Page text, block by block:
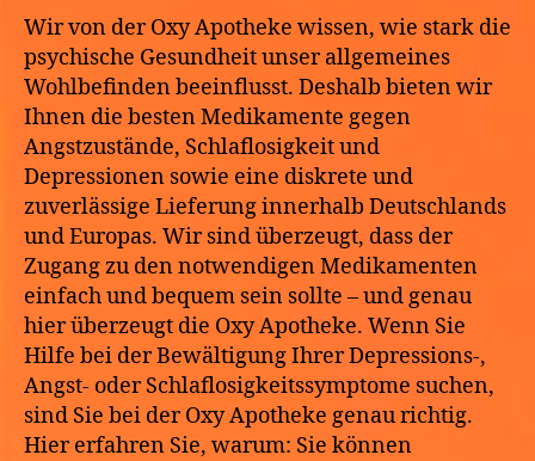
mit
diskretem
Versand
und
Lieferung
am
nächsten
Tag.
Wir von der Oxy Apotheke wissen, wie stark die
psychische Gesundheit unser allgemeines
Wohlbefinden beeinflusst. Deshalb bieten wir
Ihnen die besten Medikamente gegen
Angstzustände, Schlaflosigkeit und
Depressionen sowie eine diskrete und
zuverlässige Lieferung innerhalb Deutschlands
und Europas. Wir sind überzeugt, dass der
Zugang zu den notwendigen Medikamenten
einfach und bequem sein sollte – und genau
hier überzeugt die Oxy Apotheke. Wenn Sie
Hilfe bei der Bewältigung Ihrer Depressions-,
Angst- oder Schlaflosigkeitssymptome suchen,
sind Sie bei der Oxy Apotheke genau richtig.
Hier erfahren Sie, warum: Sie können